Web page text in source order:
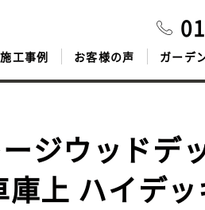
施工事例
お客様の声 ガーデ
ジウッドデ
上 ハイデッ